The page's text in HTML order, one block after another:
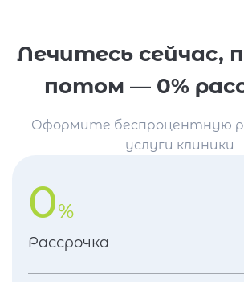
Лечитесь сейчас,
потом — 0%
Оформите беспроцентную
услуги клиники
0%
Рассрочка